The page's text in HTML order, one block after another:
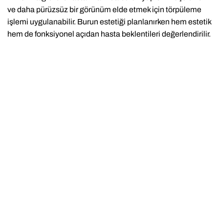
ve daha pürüzsüz bir görünüm elde etmek için törpüleme
işlemi uygulanabilir. Burun estetiği planlanırken hem estetik
hem de fonksiyonel açıdan hasta beklentileri değerlendirilir.